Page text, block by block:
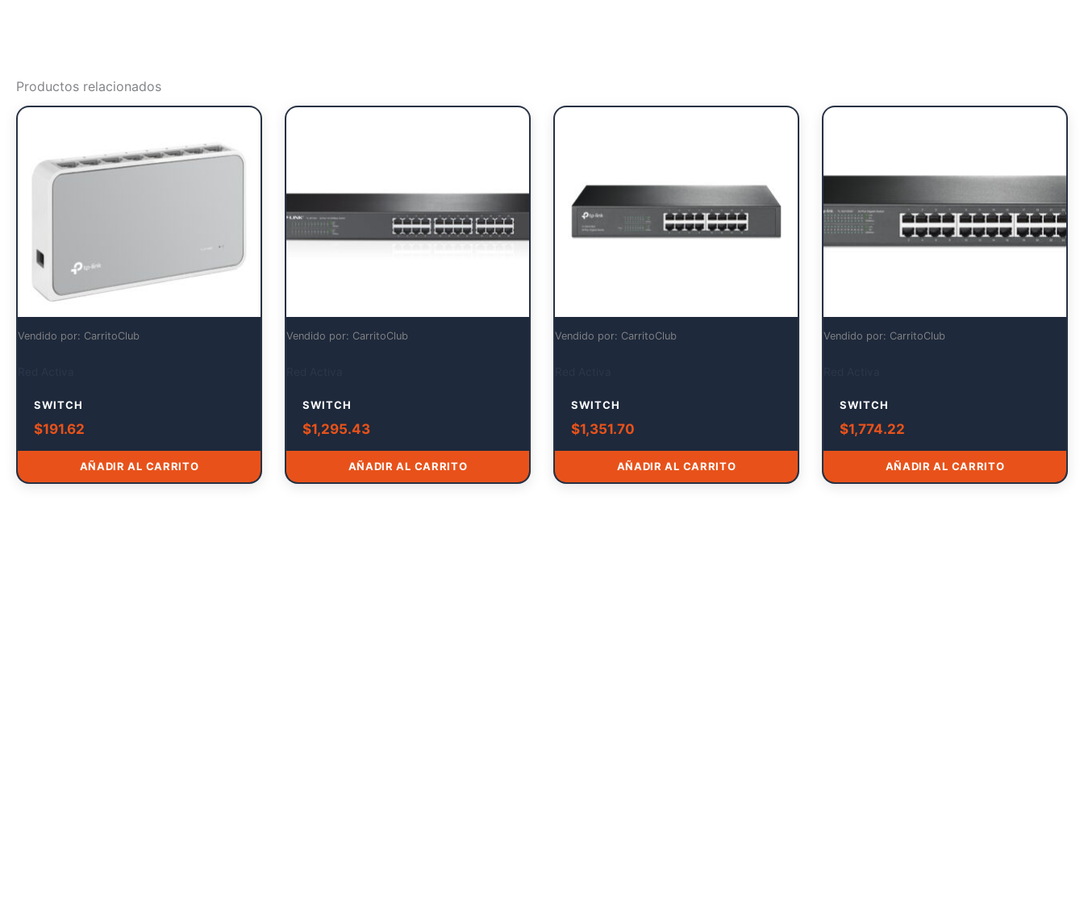
Productos relacionados
Vendido por: CarritoClub
SWITCH
$191.62
AÑADIR AL CARRITO
Vendido por: CarritoClub
SWITCH
$1,295.43
AÑADIR AL CARRITO
Vendido por: CarritoClub
SWITCH
$1,351.70
AÑADIR AL CARRITO
Vendido por: CarritoClub
SWITCH
$1,774.22
AÑADIR AL CARRITO